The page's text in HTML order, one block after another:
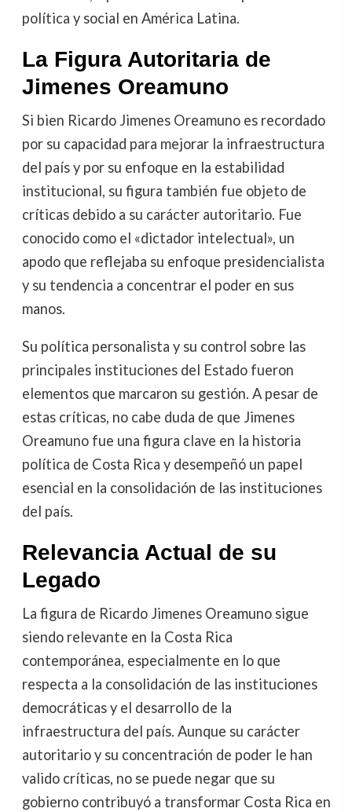
política y social en América Latina.
La Figura Autoritaria de
Jimenes Oreamuno
Si bien Ricardo Jimenes Oreamuno es recordado
por su capacidad para mejorar la infraestructura
del país y por su enfoque en la estabilidad
institucional, su figura también fue objeto de
críticas debido a su carácter autoritario. Fue
conocido como el «dictador intelectual», un
apodo que reflejaba su enfoque presidencialista
y su tendencia a concentrar el poder en sus
manos.
Su política personalista y su control sobre las
principales instituciones del Estado fueron
elementos que marcaron su gestión. A pesar de
estas críticas, no cabe duda de que Jimenes
Oreamuno fue una figura clave en la historia
política de Costa Rica y desempeñó un papel
esencial en la consolidación de las instituciones
del país.
Relevancia Actual de su
Legado
La figura de Ricardo Jimenes Oreamuno sigue
siendo relevante en la Costa Rica
contemporánea, especialmente en lo que
respecta a la consolidación de las instituciones
democráticas y el desarrollo de la
infraestructura del país. Aunque su carácter
autoritario y su concentración de poder le han
valido críticas, no se puede negar que su
gobierno contribuyó a transformar Costa Rica en